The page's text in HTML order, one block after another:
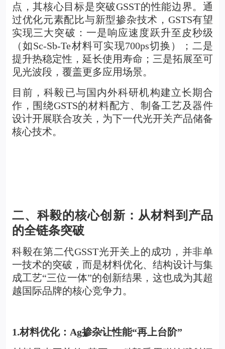
点，其核心目标是突破GSST的性能边界。通
过优化元素配比与新型掺杂技术，GSTS有望
实现三大突破：一是响应速度跃升至皮秒级
（如Sc-Sb-Te材料可实现700ps切换）；二是
提升热稳定性，延长使用寿命；三是拓展至可
见光波段，覆盖更多应用场景。
目前，科毅已与国内外科研机构建立长期合
作，围绕GSTS的材料配方、制备工艺及器件
设计开展联合攻关，为下一代光开关产品储备
核心技术。
二、科毅的核心创新：从材料到产品
的全链条突破
科毅在第二代GSST光开关上的成功，并非单
一技术的突破，而是材料优化、结构设计与集
成工艺“三位一体”的创新结果，这也成为其超
越国际品牌的核心竞争力。
1.材料优化：Ag掺杂让性能“再上台阶”